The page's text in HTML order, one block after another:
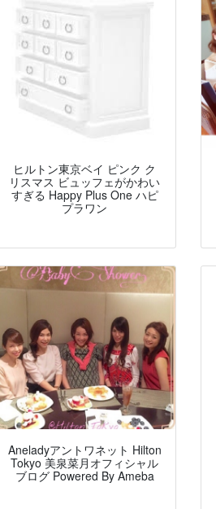
ヒルトン東京ベイ ピンク ク
リスマス ビュッフェがかわい
すぎる Happy Plus One ハピ
プラワン
Aneladyアントワネット Hilton
Tokyo 美泉菜月オフィシャル
ブログ Powered By Ameba